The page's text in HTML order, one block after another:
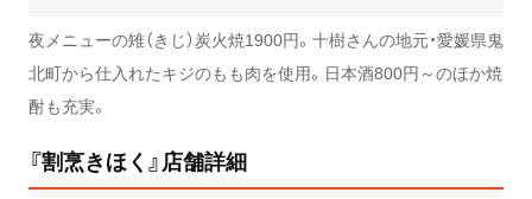
夜メニューの雉（きじ）炭火焼1900円。十樹さんの地元・愛媛県鬼
北町から仕入れたキジのもも肉を使用。日本酒800円～のほか焼
酎も充実。
『割烹きほく』店舗詳細